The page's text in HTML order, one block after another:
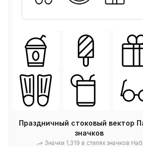
Праздничный стоковый вектор
значков
Значки 1,319 в стилях значков